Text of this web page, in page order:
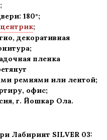
;
180°;
;
декоративная
;
пленка
ремнями или лентой;
офис;
г. Йошкар Ола.
Лабиринт SILVER 03: